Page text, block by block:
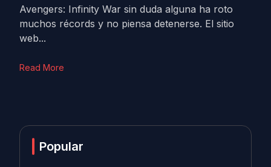
Avengers: Infinity War sin duda alguna ha roto
muchos récords y no piensa detenerse. El sitio
web...
Read More
Popular